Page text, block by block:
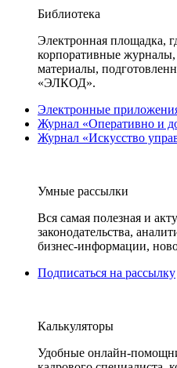
Библиотека
Электронная площадка,
корпоративные
материалы,
«ЭЛКОД».
Электронные
Журнал «Оперативно и
Журнал «Искусство
Умные рассылки
Вся самая полезная и
законодательства,
бизнес-информации,
Подписаться на рассылку
Калькуляторы
Удобные онлайн-